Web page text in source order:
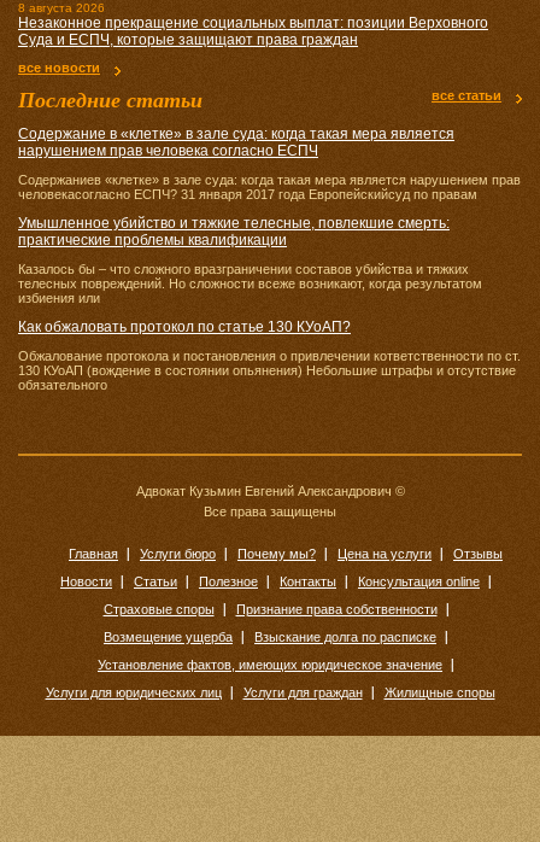
8 августа 2026
Незаконное прекращение социальных выплат: позиции Верховного
Суда и ЕСПЧ, которые защищают права граждан
все новости
Последние статьи все статьи
Содержание в «клетке» в зале суда: когда такая мера является
нарушением прав человека согласно ЕСПЧ
Содержаниев «клетке» в зале суда: когда такая мера является нарушением прав
человекасогласно ЕСПЧ? 31 января 2017 года Европейскийсуд по правам
Умышленное убийство и тяжкие телесные, повлекшие смерть:
практические проблемы квалификации
Казалось бы – что сложного вразграничении составов убийства и тяжких
телесных повреждений. Но сложности всеже возникают, когда результатом
избиения или
Как обжаловать протокол по статье 130 КУоАП?
Обжалование протокола и постановления о привлечении кответственности по ст.
130 КУоАП (вождение в состоянии опьянения) Небольшие штрафы и отсутствие
обязательного
Адвокат Кузьмин Евгений Александрович ©
Все права защищены
Главная Услуги бюро Почему мы? Цена на услуги
Отзывы
Новости
Статьи Полезное Контакты
Консультация online
Страховые споры
Признание права собственности
Возмещение ущерба
Взыскание долга по расписке
Установление фактов, имеющих юридическое значение
Услуги для юридических лиц
Услуги для граждан Жилищные споры